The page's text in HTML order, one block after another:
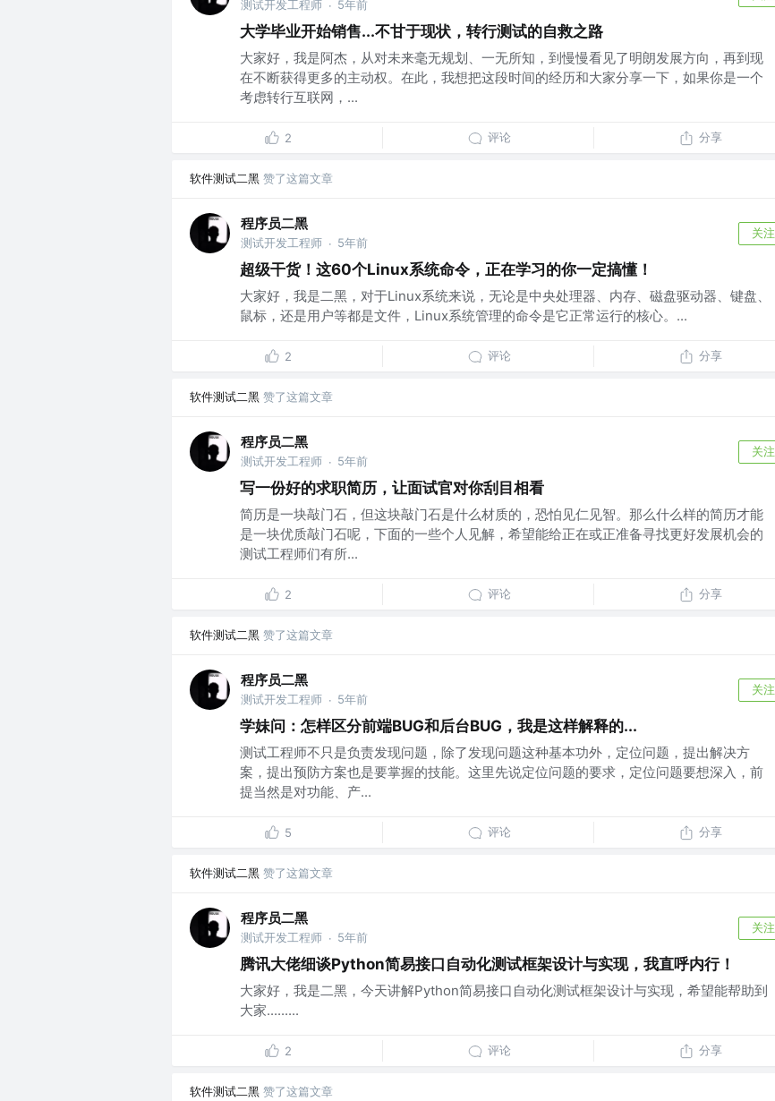
测试开发工程师 · 5年前
大学毕业开始销售...不甘于现状，转行测试的自救之路
大家好，我是阿杰，从对未来毫无规划、一无所知，到慢慢看见了明朗发展方向，再到现
在不断获得更多的主动权。在此，我想把这段时间的经历和大家分享一下，如果你是一个
考虑转行互联网，...
2 评论 分享
软件测试二黑 赞了这篇文章
程序员二黑
测试开发工程师 · 5年前
关注
超级干货！这60个Linux系统命令，正在学习的你一定搞懂！
大家好，我是二黑，对于Linux系统来说，无论是中央处理器、内存、磁盘驱动器、键盘、
鼠标，还是用户等都是文件，Linux系统管理的命令是它正常运行的核心。...
2 评论 分享
软件测试二黑 赞了这篇文章
程序员二黑
测试开发工程师 · 5年前
关注
写一份好的求职简历，让面试官对你刮目相看
简历是一块敲门石，但这块敲门石是什么材质的，恐怕见仁见智。那么什么样的简历才能
是一块优质敲门石呢，下面的一些个人见解，希望能给正在或正准备寻找更好发展机会的
测试工程师们有所...
2 评论 分享
软件测试二黑 赞了这篇文章
程序员二黑
测试开发工程师 · 5年前
关注
学妹问：怎样区分前端BUG和后台BUG，我是这样解释的...
测试工程师不只是负责发现问题，除了发现问题这种基本功外，定位问题，提出解决方
案，提出预防方案也是要掌握的技能。这里先说定位问题的要求，定位问题要想深入，前
提当然是对功能、产...
5 评论 分享
软件测试二黑 赞了这篇文章
程序员二黑
测试开发工程师 · 5年前
关注
腾讯大佬细谈Python简易接口自动化测试框架设计与实现，我直呼内行！
大家好，我是二黑，今天讲解Python简易接口自动化测试框架设计与实现，希望能帮助到
大家.........
2 评论 分享
软件测试二黑 赞了这篇文章